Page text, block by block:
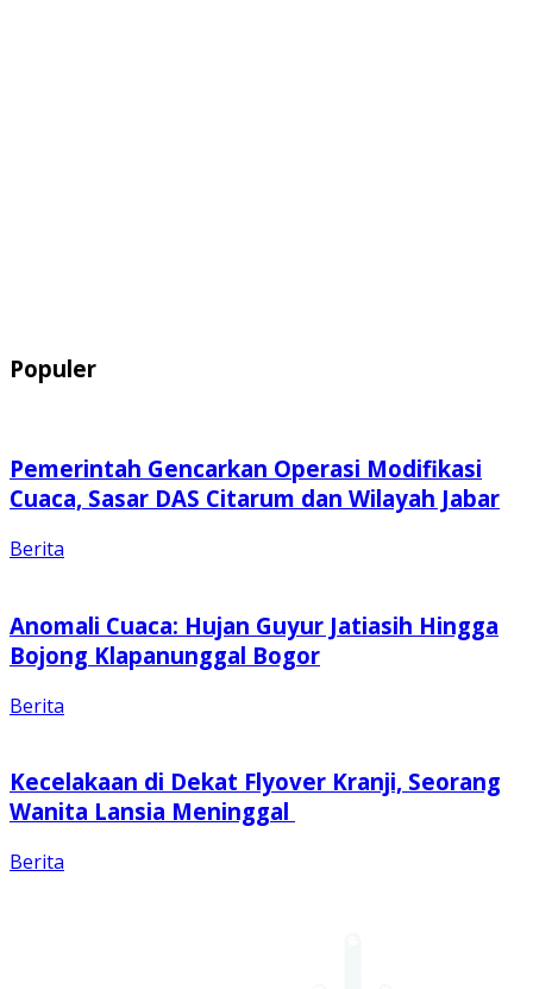
Populer
Pemerintah Gencarkan Operasi Modifikasi
Cuaca, Sasar DAS Citarum dan Wilayah Jabar
Berita
Anomali Cuaca: Hujan Guyur Jatiasih Hingga
Bojong Klapanunggal Bogor
Berita
Kecelakaan di Dekat Flyover Kranji, Seorang
Wanita Lansia Meninggal
Berita